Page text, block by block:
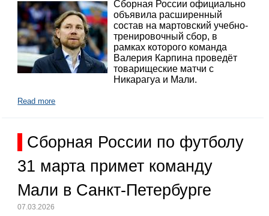
Сборная России официально
объявила расширенный
состав на мартовский учебно-
тренировочный сбор, в
рамках которого команда
Валерия Карпина проведёт
товарищеские матчи с
Никарагуа и Мали.
Read more
Сборная России по футболу
31 марта примет команду
Мали в Санкт-Петербурге
07.03.2026